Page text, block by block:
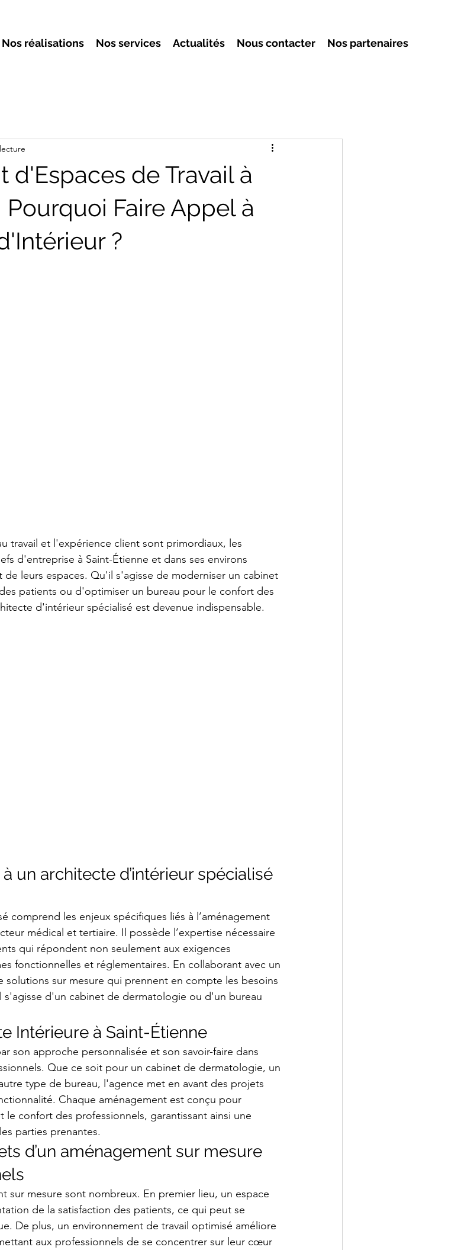
Nos réalisations Nos services Actualités Nous contacter Nos partenaires
d'Espaces de Travail à
Pourquoi Faire Appel à
?
travail et l'expérience client sont primordiaux, les
d'entreprise à Saint-Étienne et dans ses environs
leurs espaces. Qu'il s'agisse de moderniser un cabinet
patients ou d'optimiser un bureau pour le confort des
d'intérieur spécialisé est devenue indispensable.
un architecte d’intérieur spécialisé
comprend les enjeux spécifiques liés à l’aménagement
médical et tertiaire. Il possède l’expertise nécessaire
qui répondent non seulement aux exigences
fonctionnelles et réglementaires. En collaborant avec un
solutions sur mesure qui prennent en compte les besoins
d'un cabinet de dermatologie ou d'un bureau
Intérieure à Saint-Étienne
son approche personnalisée et son savoir-faire dans
Que ce soit pour un cabinet de dermatologie, un
type de bureau, l'agence met en avant des projets
Chaque aménagement est conçu pour
le confort des professionnels, garantissant ainsi une
parties prenantes.
d’un aménagement sur mesure
sur mesure sont nombreux. En premier lieu, un espace
de la satisfaction des patients, ce qui peut se
De plus, un environnement de travail optimisé améliore
aux professionnels de se concentrer sur leur cœur